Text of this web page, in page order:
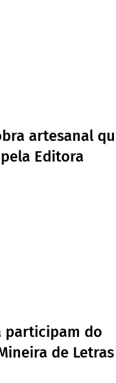
artesanal
Editora
participam do
de Letras